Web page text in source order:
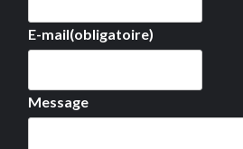
E-mail(obligatoire)
Message